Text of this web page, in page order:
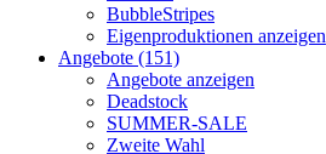
BubbleStripes
Eigenproduktionen anzeigen
Angebote (151)
Angebote anzeigen
Deadstock
SUMMER-SALE
Zweite Wahl